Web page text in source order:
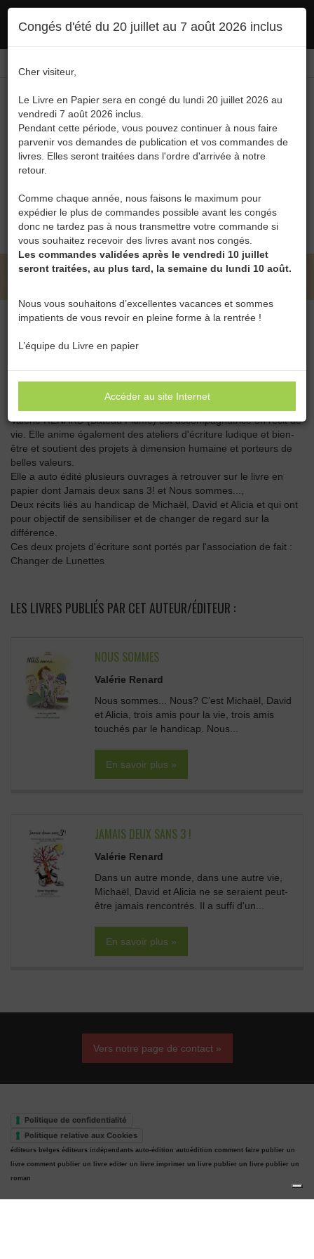
l'utilisation :politique en matière de confidentialité Accepter
Congés d'été du 20 juillet au 7 août 2026 inclus
Cher visiteur,
Le Livre en Papier sera en congé du lundi 20 juillet 2026 au
vendredi 7 août 2026 inclus.
Pendant cette période, vous pouvez continuer à nous faire
parvenir vos demandes de publication et vos commandes de
livres. Elles seront traitées dans l'ordre d'arrivée à notre
retour.
Comme chaque année, nous faisons le maximum pour
expédier le plus de commandes possible avant les congés
donc ne tardez pas à nous transmettre votre commande si
vous souhaitez recevoir des livres avant nos congés.
Les commandes validées après le vendredi 10 juillet
seront traitées, au plus tard, la semaine du lundi 10 août.
Nous vous souhaitons d’excellentes vacances et sommes
impatients de vous revoir en pleine forme à la rentrée !
L’équipe du Livre en papier
Accéder au site Internet
Menu
0
LE LIVRE EN PAPIER • VALÉRIE RENARD
Toutes les catégories
VALÉRIE RENARD
Valérie RENARD (Bateau Plume) est accompagnatrice en récit de
vie. Elle anime également des ateliers d'écriture ludique et bien-
être et soutient des projets à dimension humaine et porteurs de
belles valeurs.
Elle a auto édité plusieurs ouvrages à retrouver sur le livre en
papier dont Jamais deux sans 3! et Nous sommes...,
Deux récits liés au handicap de Michaël, David et Alicia et qui ont
pour objectif de sensibiliser et de changer de regard sur la
différence.
Ces deux projets d'écriture sont portés par l'association de fait :
Changer de Lunettes
LES LIVRES PUBLIÉS PAR CET AUTEUR/ÉDITEUR :
NOUS SOMMES
Valérie Renard
Nous sommes... Nous? C’est Michaël, David
et Alicia, trois amis pour la vie, trois amis
touchés par le handicap. Nous...
En savoir plus »
JAMAIS DEUX SANS 3 !
Valérie Renard
Dans un autre monde, dans une autre vie,
Michaël, David et Alicia ne se seraient peut-
être jamais rencontrés. Il a suffi d'un...
En savoir plus »
Vers notre page de contact »
Politique de confidentialité
Politique relative aux Cookies
éditeurs belges éditeurs indépendants auto-édition autoédition comment faire publier un
livre comment publier un livre editer un livre imprimer un livre publier un livre publier un
roman